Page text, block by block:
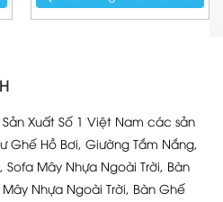
Xuất Số 1 Việt Nam các sản
Ghế Hồ Bơi, Giường Tắm Nắng,
Sofa Mây Nhựa Ngoài Trời, Bàn
Nhựa Ngoài Trời, Bàn Ghế